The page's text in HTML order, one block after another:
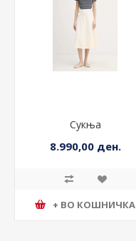
Сукња
8.990,00 ден.
+ ВО КОШНИЧКА